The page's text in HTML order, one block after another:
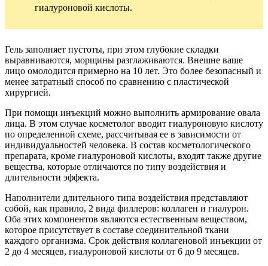
гиалуроновой кислоты.
Гель заполняет пустоты, при этом глубокие складки
выравниваются, морщины разглаживаются. Внешне ваше
лицо омолодится примерно на 10 лет. Это более безопасный и
менее затратный способ по сравнению с пластической
хирургией.
При помощи инъекций можно выполнить армирование овала
лица. В этом случае косметолог вводит гиалуроновую кислоту
по определенной схеме, рассчитывая ее в зависимости от
индивидуальностей человека. В состав косметологического
препарата, кроме гиалуроновой кислоты, входят также другие
вещества, которые отличаются по типу воздействия и
длительности эффекта.
Наполнители длительного типа воздействия представляют
собой, как правило, 2 вида филлеров: коллаген и гиалурон.
Оба этих компонентов являются естественным веществом,
которое присутствует в составе соединительной ткани
каждого организма. Срок действия коллагеновой инъекции от
2 до 4 месяцев, гиалуроновой кислоты от 6 до 9 месяцев.